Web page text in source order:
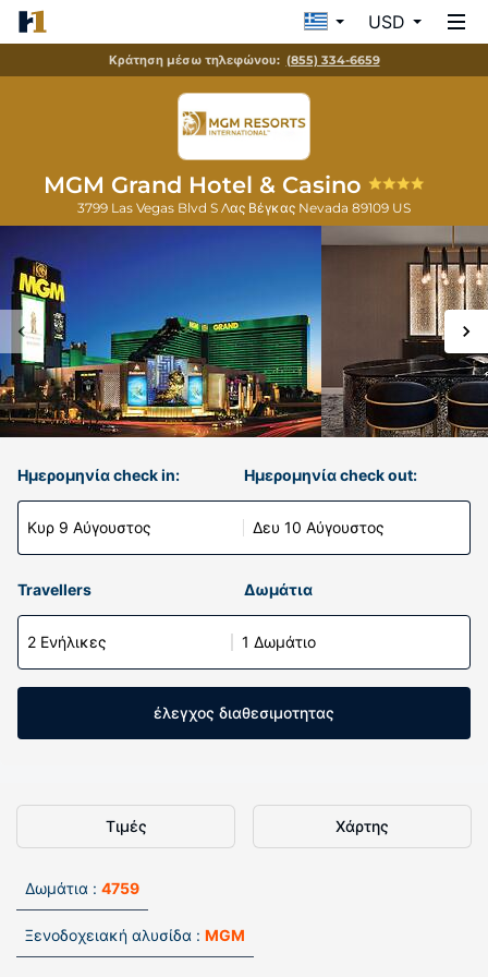
USD
Κράτηση μέσω τηλεφώνου: (855) 334-6659
MGM Grand Hotel & Casino
3799 Las Vegas Blvd S Λας Βέγκας Nevada 89109 US
Ημερομηνία check in:
Κυρ 9 Αύγουστος
Ημερομηνία check out:
Δευ 10 Αύγουστος
Travellers Δωμάτια
2 Ενήλικες 1 Δωμάτιο
έλεγχος διαθεσιμοτητας
Τιμές Χάρτης
Δωμάτια : 4759
Ξενοδοχειακή αλυσίδα : MGM